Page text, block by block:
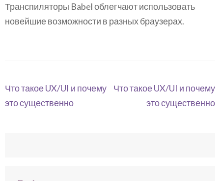
Транспиляторы Babel облегчают использовать
новейшие возможности в разных браузерах.
Navegación
de
Что такое UX/UI и почему
это существенно
Что такое UX/UI и почему
это существенно